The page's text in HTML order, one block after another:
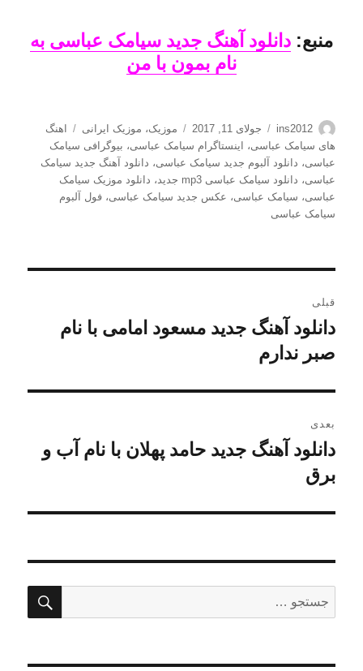
منبع: دانلود آهنگ جدید سیامک عباسی به
نام بمون با من
نویسنده
ins2012
ارسال
شده
در
جولای 11, 2017 دسته‌ها
موزیک، موزیک ایرانی برچسب‌ها
اهنگ
های سیامک عباسی، اینستاگرام سیامک عباسی، بیوگرافی سیامک
عباسی، دانلود آلبوم جدید سیامک عباسی، دانلود آهنگ جدید سیامک
عباسی، دانلود سیامک عباسی mp3 جدید ، دانلود موزیک سیامک
عباسی، سیامک عباسی، عکس جدید سیامک عباسی،فول آلبوم
سیامک عباسی
نوشته
قبلی
نوشته
قبلی:
دانلود آهنگ جدید مسعود امامی با نام
صبر ندارم
بعدی
نوشته
بعدی:
دانلود آهنگ جدید حامد پهلان با نام آب و
برق
برای: